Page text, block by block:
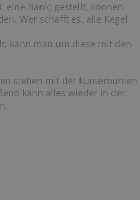
eine Bank) gestellt, können
Wer schafft es, alle Kegel
kann man um diese mit den
stehen mit der kunterbunten
kann alles wieder in der